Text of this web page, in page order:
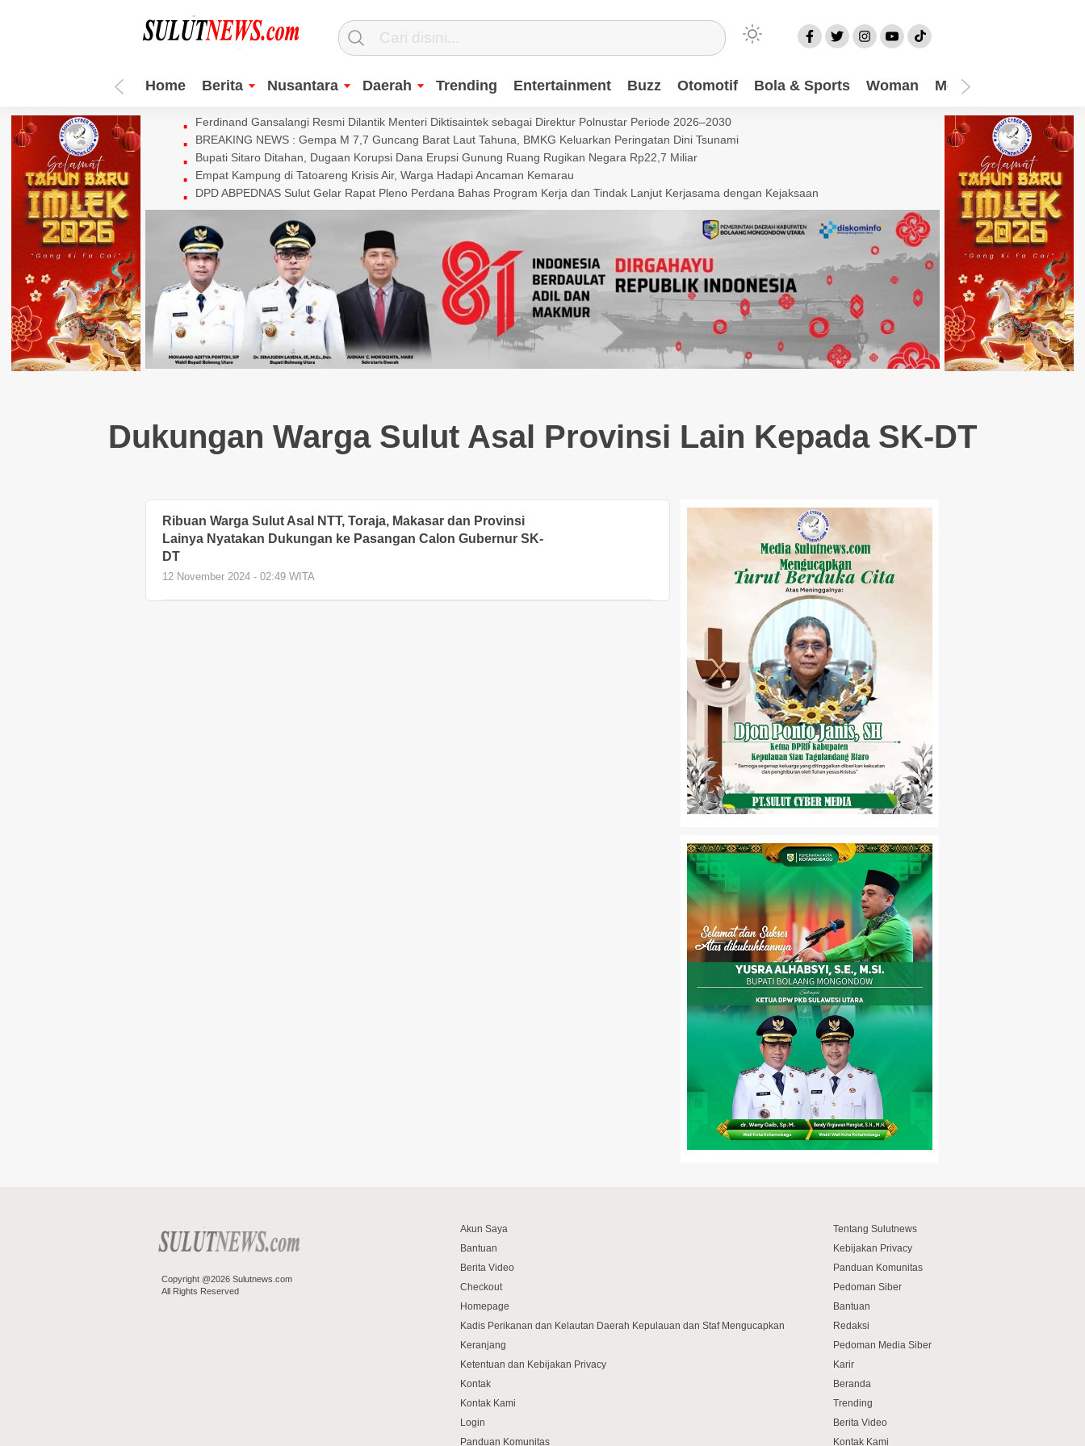
Home Berita Nusantara Daerah Trending Entertainment Buzz Otomotif Bola & Sports Woman Mom
Ferdinand Gansalangi Resmi Dilantik Menteri Diktisaintek sebagai Direktur Polnustar Periode 2026–2030
BREAKING NEWS : Gempa M 7,7 Guncang Barat Laut Tahuna, BMKG Keluarkan Peringatan Dini Tsunami
Bupati Sitaro Ditahan, Dugaan Korupsi Dana Erupsi Gunung Ruang Rugikan Negara Rp22,7 Miliar
Empat Kampung di Tatoareng Krisis Air, Warga Hadapi Ancaman Kemarau
DPD ABPEDNAS Sulut Gelar Rapat Pleno Perdana Bahas Program Kerja dan Tindak Lanjut Kerjasama dengan Kejaksaan
Dukungan Warga Sulut Asal Provinsi Lain Kepada SK-DT
Ribuan Warga Sulut Asal NTT, Toraja, Makasar dan Provinsi
Lainya Nyatakan Dukungan ke Pasangan Calon Gubernur SK-
DT
12 November 2024 - 02:49 WITA
Copyright @2026 Sulutnews.com
All Rights Reserved
Akun Saya
Bantuan
Berita Video
Checkout
Homepage
Kadis Perikanan dan Kelautan Daerah Kepulauan dan Staf Mengucapkan
Keranjang
Ketentuan dan Kebijakan Privacy
Kontak
Kontak Kami
Login
Panduan Komunitas
Tentang Sulutnews
Kebijakan Privacy
Panduan Komunitas
Pedoman Siber
Bantuan
Redaksi
Pedoman Media Siber
Karir
Beranda
Trending
Berita Video
Kontak Kami